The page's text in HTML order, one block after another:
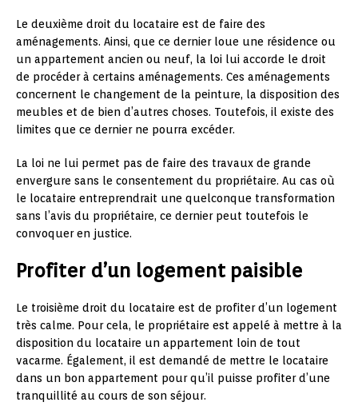
Le deuxième droit du locataire est de faire des
aménagements. Ainsi, que ce dernier loue une résidence ou
un appartement ancien ou neuf, la loi lui accorde le droit
de procéder à certains aménagements. Ces aménagements
concernent le changement de la peinture, la disposition des
meubles et de bien d’autres choses. Toutefois, il existe des
limites que ce dernier ne pourra excéder.
La loi ne lui permet pas de faire des travaux de grande
envergure sans le consentement du propriétaire. Au cas où
le locataire entreprendrait une quelconque transformation
sans l’avis du propriétaire, ce dernier peut toutefois le
convoquer en justice.
Profiter d’un logement paisible
Le troisième droit du locataire est de profiter d’un logement
très calme. Pour cela, le propriétaire est appelé à mettre à la
disposition du locataire un appartement loin de tout
vacarme. Également, il est demandé de mettre le locataire
dans un bon appartement pour qu’il puisse profiter d’une
tranquillité au cours de son séjour.